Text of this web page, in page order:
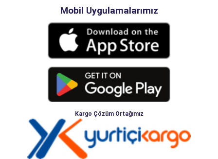
Mobil Uygulamalarımız
Kargo Çözüm Ortağımız